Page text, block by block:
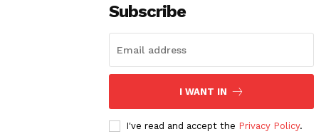
Subscribe
I WANT IN
I've read and accept the Privacy Policy.